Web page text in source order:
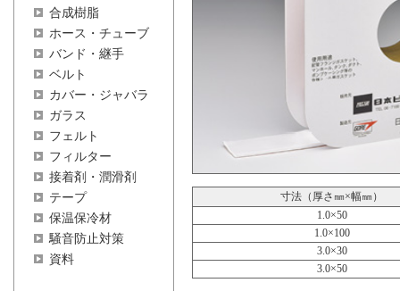
合成樹脂
ホース・チューブ
バンド・継手
ベルト
カバー・ジャバラ
ガラス
フェルト
フィルター
接着剤・潤滑剤
テープ
保温保冷材
騒音防止対策
資料
寸法（厚さ㎜×幅㎜）
1.0×50
1.0×100
3.0×30
3.0×50